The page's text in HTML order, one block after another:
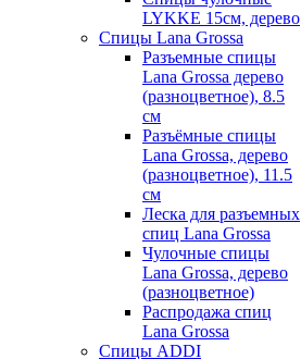
LYKKE 15см, дерево
Спицы Lana Grossa
Разъемные спицы
Lana Grossa дерево
(разноцветное), 8.5
см
Разъёмные спицы
Lana Grossa, дерево
(разноцветное), 11.5
см
Леска для разъемных
спиц Lana Grossa
Чулочные спицы
Lana Grossa, дерево
(разноцветное)
Распродажа спиц
Lana Grossa
Спицы ADDI